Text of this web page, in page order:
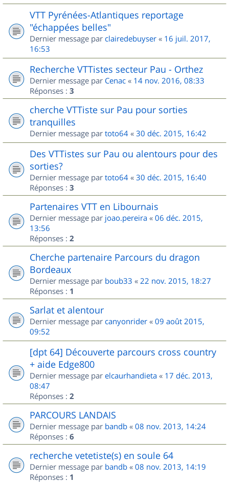
VTT Pyrénées-Atlantiques reportage
"échappées belles"
Dernier message par clairedebuyser « 16 juil. 2017,
16:53
Recherche VTTistes secteur Pau - Orthez
Dernier message par Cenac « 14 nov. 2016, 08:33
Réponses : 3
cherche VTTiste sur Pau pour sorties
tranquilles
Dernier message par toto64 « 30 déc. 2015, 16:42
Des VTTistes sur Pau ou alentours pour des
sorties?
Dernier message par toto64 « 30 déc. 2015, 16:40
Réponses : 3
Partenaires VTT en Libournais
Dernier message par joao.pereira « 06 déc. 2015,
13:56
Réponses : 2
Cherche partenaire Parcours du dragon
Bordeaux
Dernier message par boub33 « 22 nov. 2015, 18:27
Réponses : 1
Sarlat et alentour
Dernier message par canyonrider « 09 août 2015,
09:52
[dpt 64] Découverte parcours cross country
+ aide Edge800
Dernier message par elcaurhandieta « 17 déc. 2013,
08:47
Réponses : 2
PARCOURS LANDAIS
Dernier message par bandb « 08 nov. 2013, 14:24
Réponses : 6
recherche vetetiste(s) en soule 64
Dernier message par bandb « 08 nov. 2013, 14:19
Réponses : 1